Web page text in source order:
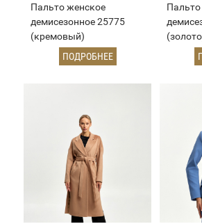
Пальто женское
демисезонное 25775
(кремовый)
ПОДРОБНЕЕ